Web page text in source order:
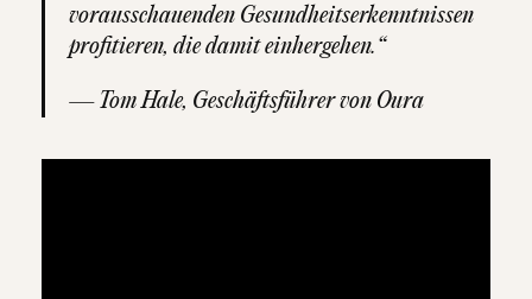
vorausschauenden Gesundheitserkenntnissen
profitieren, die damit einhergehen.“
— Tom Hale, Geschäftsführer von Oura